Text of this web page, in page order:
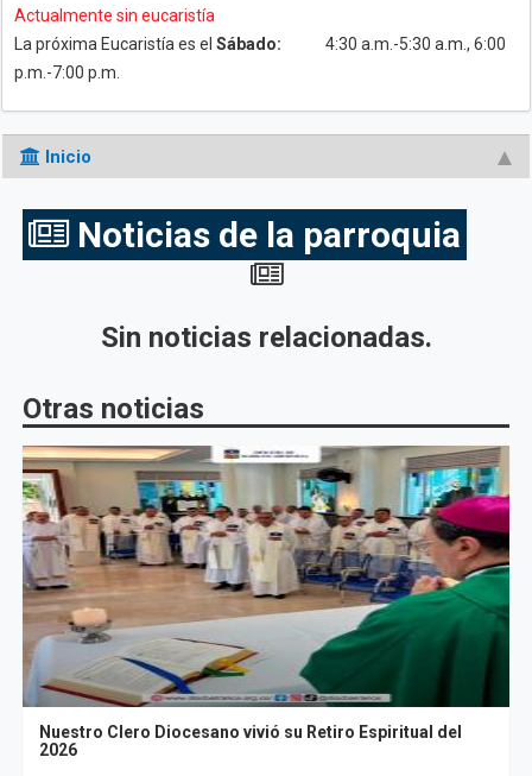
Actualmente sin eucaristía
La próxima Eucaristía es el Sábado:
4:30 a.m.-5:30 a.m., 6:00
p.m.-7:00 p.m.
Inicio
Noticias de la parroquia
Sin noticias relacionadas.
Otras noticias
Nuestro Clero Diocesano vivió su Retiro Espiritual del
2026